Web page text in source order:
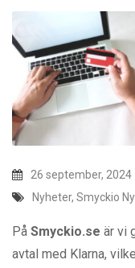
26 september, 2024
Nyheter, Smyckio
På Smyckio.se är vi
avtal med Klarna,